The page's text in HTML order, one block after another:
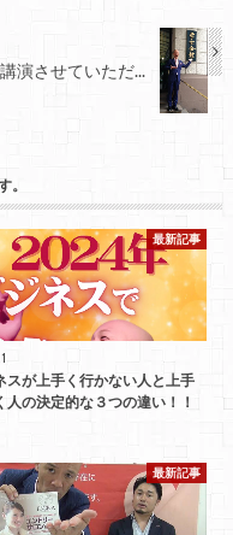
演させていただ...
。
最新記事
スが上手く行かない人と上手
人の決定的な３つの違い！！
最新記事